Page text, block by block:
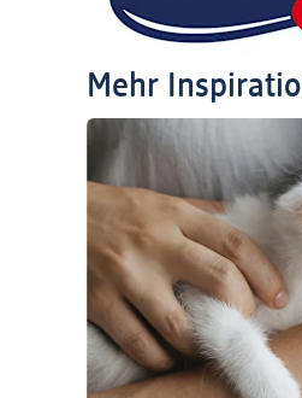
Mehr